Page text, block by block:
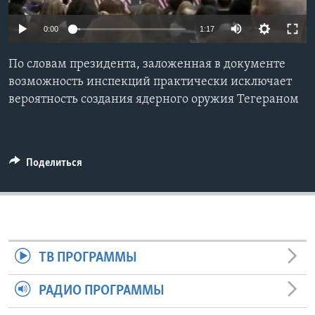
Learning English
СОЦИАЛЬНЫЕ СЕТИ
0:00 1:17
По словам президента, заложенная в документе
возможность инспекций практически исключает
вероятность создания ядерного оружия Тегераном
Поделиться
ТВ ПРОГРАММЫ
РАДИО ПРОГРАММЫ